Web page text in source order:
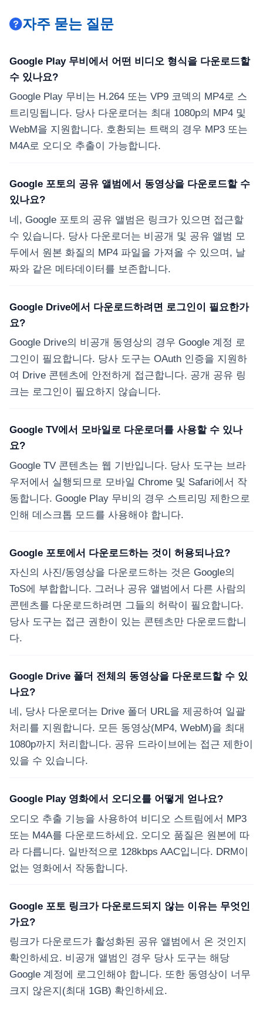
자주 묻는 질문
Google Play 무비에서 어떤 비디오 형식을 다운로드할
수 있나요?
Google Play 무비는 H.264 또는 VP9 코덱의 MP4로 스
트리밍됩니다. 당사 다운로더는 최대 1080p의 MP4 및
WebM을 지원합니다. 호환되는 트랙의 경우 MP3 또는
M4A로 오디오 추출이 가능합니다.
Google 포토의 공유 앨범에서 동영상을 다운로드할 수
있나요?
네, Google 포토의 공유 앨범은 링크가 있으면 접근할
수 있습니다. 당사 다운로더는 비공개 및 공유 앨범 모
두에서 원본 화질의 MP4 파일을 가져올 수 있으며, 날
짜와 같은 메타데이터를 보존합니다.
Google Drive에서 다운로드하려면 로그인이 필요한가
요?
Google Drive의 비공개 동영상의 경우 Google 계정 로
그인이 필요합니다. 당사 도구는 OAuth 인증을 지원하
여 Drive 콘텐츠에 안전하게 접근합니다. 공개 공유 링
크는 로그인이 필요하지 않습니다.
Google TV에서 모바일로 다운로더를 사용할 수 있나
요?
Google TV 콘텐츠는 웹 기반입니다. 당사 도구는 브라
우저에서 실행되므로 모바일 Chrome 및 Safari에서 작
동합니다. Google Play 무비의 경우 스트리밍 제한으로
인해 데스크톱 모드를 사용해야 합니다.
Google 포토에서 다운로드하는 것이 허용되나요?
자신의 사진/동영상을 다운로드하는 것은 Google의
ToS에 부합합니다. 그러나 공유 앨범에서 다른 사람의
콘텐츠를 다운로드하려면 그들의 허락이 필요합니다.
당사 도구는 접근 권한이 있는 콘텐츠만 다운로드합니
다.
Google Drive 폴더 전체의 동영상을 다운로드할 수 있
나요?
네, 당사 다운로더는 Drive 폴더 URL을 제공하여 일괄
처리를 지원합니다. 모든 동영상(MP4, WebM)을 최대
1080p까지 처리합니다. 공유 드라이브에는 접근 제한이
있을 수 있습니다.
Google Play 영화에서 오디오를 어떻게 얻나요?
오디오 추출 기능을 사용하여 비디오 스트림에서 MP3
또는 M4A를 다운로드하세요. 오디오 품질은 원본에 따
라 다릅니다. 일반적으로 128kbps AAC입니다. DRM이
없는 영화에서 작동합니다.
Google 포토 링크가 다운로드되지 않는 이유는 무엇인
가요?
링크가 다운로드가 활성화된 공유 앨범에서 온 것인지
확인하세요. 비공개 앨범인 경우 당사 도구는 해당
Google 계정에 로그인해야 합니다. 또한 동영상이 너무
크지 않은지(최대 1GB) 확인하세요.